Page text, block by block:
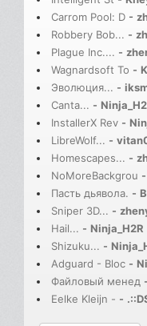
Carrom Pool: D -
Robbery Bob... -
Plague Inc.... -
Wagnardsoft To -
Эволюция... -
Canta... -
InstallerX Rev -
LibreWolf... -
Homescapes... -
NoMoreBackgrou -
Пасть дьявола. -
Sniper 3D... -
Hail... - Ninja_H2R
Shizuku... -
Adguard - Bloc -
Файловый менед -
Eelke Kleijn - -